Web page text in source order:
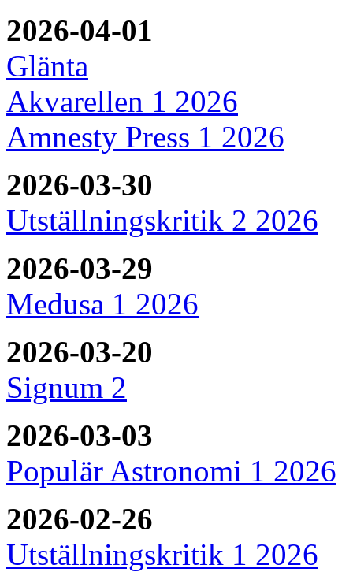
2026-04-01
Glänta
Akvarellen 1 2026
Amnesty Press 1 2026
2026-03-30
Utställningskritik 2 2026
2026-03-29
Medusa 1 2026
2026-03-20
Signum 2
2026-03-03
Populär Astronomi 1 2026
2026-02-26
Utställningskritik 1 2026